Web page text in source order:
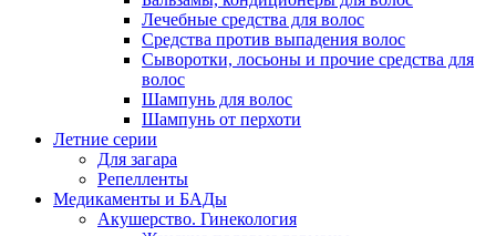
Лечебные средства для волос
Средства против выпадения волос
Сыворотки, лосьоны и прочие средства для
волос
Шампунь для волос
Шампунь от перхоти
Летние серии
Для загара
Репелленты
Медикаменты и БАДы
Акушерство. Гинекология